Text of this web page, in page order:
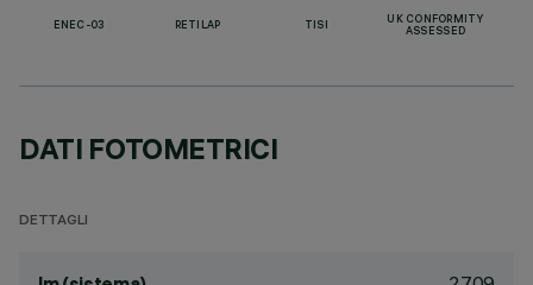
ENEC-03 RETILAP TISI
UK CONFORMITY
ASSESSED
DATI FOTOMETRICI
DETTAGLI